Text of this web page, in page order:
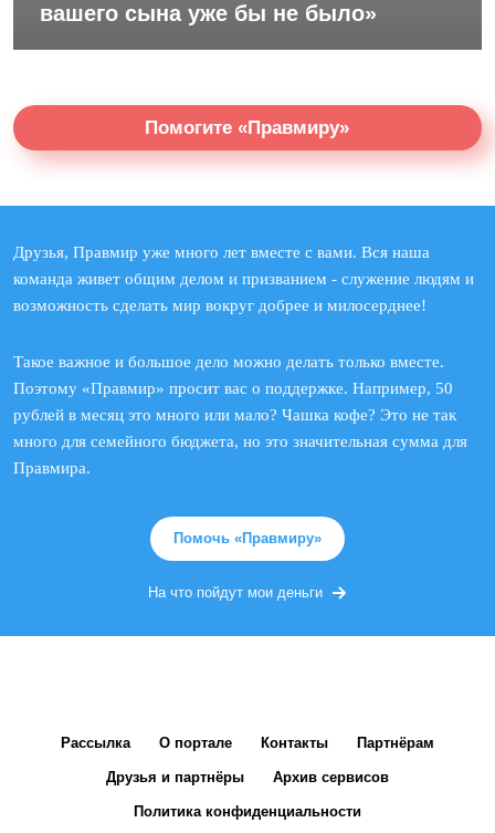
вашего сына уже бы не было»
Помогите «Правмиру»
Друзья, Правмир уже много лет вместе с вами. Вся наша
команда живет общим делом и призванием - служение людям и
возможность сделать мир вокруг добрее и милосерднее!
Такое важное и большое дело можно делать только вместе.
Поэтому «Правмир» просит вас о поддержке. Например, 50
рублей в месяц это много или мало? Чашка кофе? Это не так
много для семейного бюджета, но это значительная сумма для
Правмира.
Помочь «Правмиру»
На что пойдут мои деньги
Рассылка О портале Контакты Партнёрам
Друзья и партнёры Архив сервисов
Политика конфиденциальности